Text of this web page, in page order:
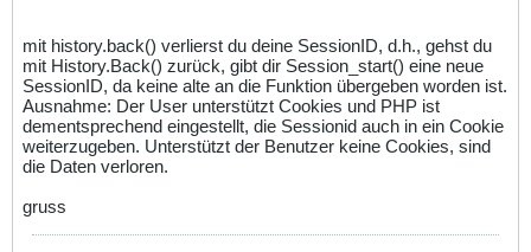
mit history.back() verlierst du deine SessionID, d.h., gehst du
mit History.Back() zurück, gibt dir Session_start() eine neue
SessionID, da keine alte an die Funktion übergeben worden ist.
Ausnahme: Der User unterstützt Cookies und PHP ist
dementsprechend eingestellt, die Sessionid auch in ein Cookie
weiterzugeben. Unterstützt der Benutzer keine Cookies, sind
die Daten verloren.
gruss